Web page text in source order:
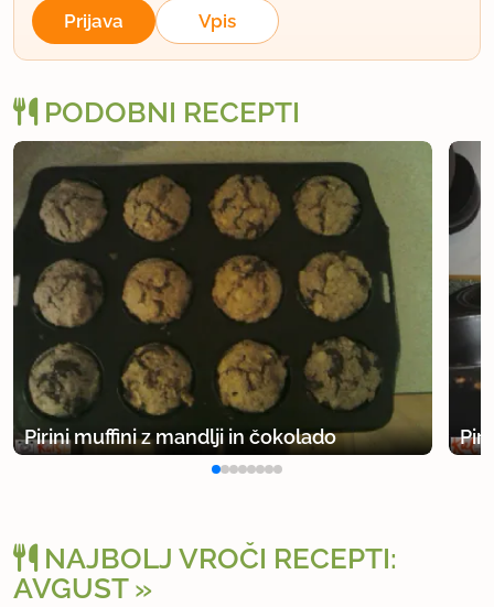
Prijava Vpis
PODOBNI RECEPTI
Pirini muffini z mandlji in čokolado
NAJBOLJ VROČI RECEPTI:
AVGUST